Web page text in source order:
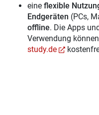
eine flexible
Endgeräten (PCs,
offline. Die Apps
Verwendung
study.de